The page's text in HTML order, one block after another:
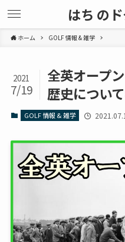
はち の
ホーム GOLF 情報 & 雑学
全英オープ
歴史につい
2021
7/19
GOLF 情報 & 雑学